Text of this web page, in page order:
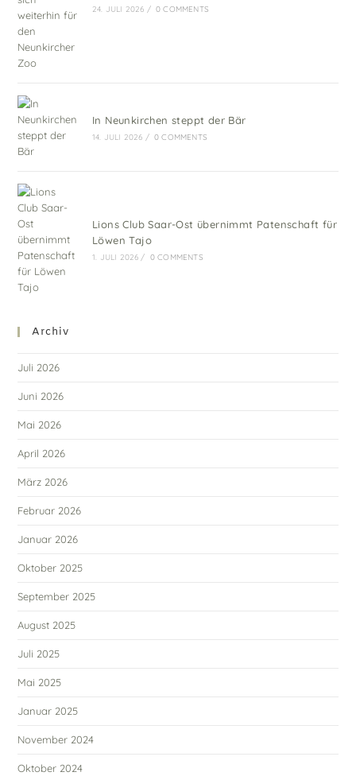
24. JULI 2026 / 0 COMMENTS
In Neunkirchen steppt der Bär
14. JULI 2026 / 0 COMMENTS
Lions Club Saar-Ost übernimmt Patenschaft für
Löwen Tajo
1. JULI 2026 / 0 COMMENTS
Archiv
Juli 2026
Juni 2026
Mai 2026
April 2026
März 2026
Februar 2026
Januar 2026
Oktober 2025
September 2025
August 2025
Juli 2025
Mai 2025
Januar 2025
November 2024
Oktober 2024